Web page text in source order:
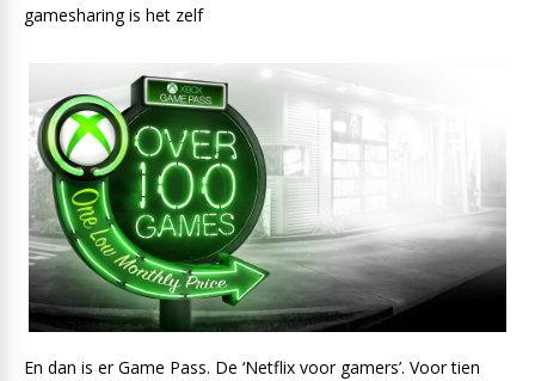
gamesharing is het zelf
En dan is er Game Pass. De ‘Netflix voor gamers’. Voor tien